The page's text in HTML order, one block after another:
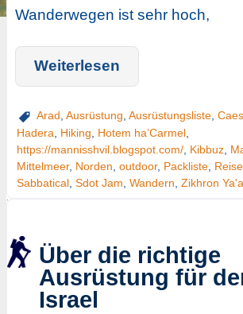
Wanderwegen ist sehr hoch,
Weiterlesen
Arad Ausrüstung Ausrüstungsliste,
Hadera, Hiking, Hotem ha’Carmel,
https://mannisshvil.blogspot.com/, Kibbuz,
Mittelmeer, Norden, outdoor, Packliste,
Sabbatical, Sdot Jam, Wandern, Zikhron
Über die richtige
Ausrüstung für
Israel